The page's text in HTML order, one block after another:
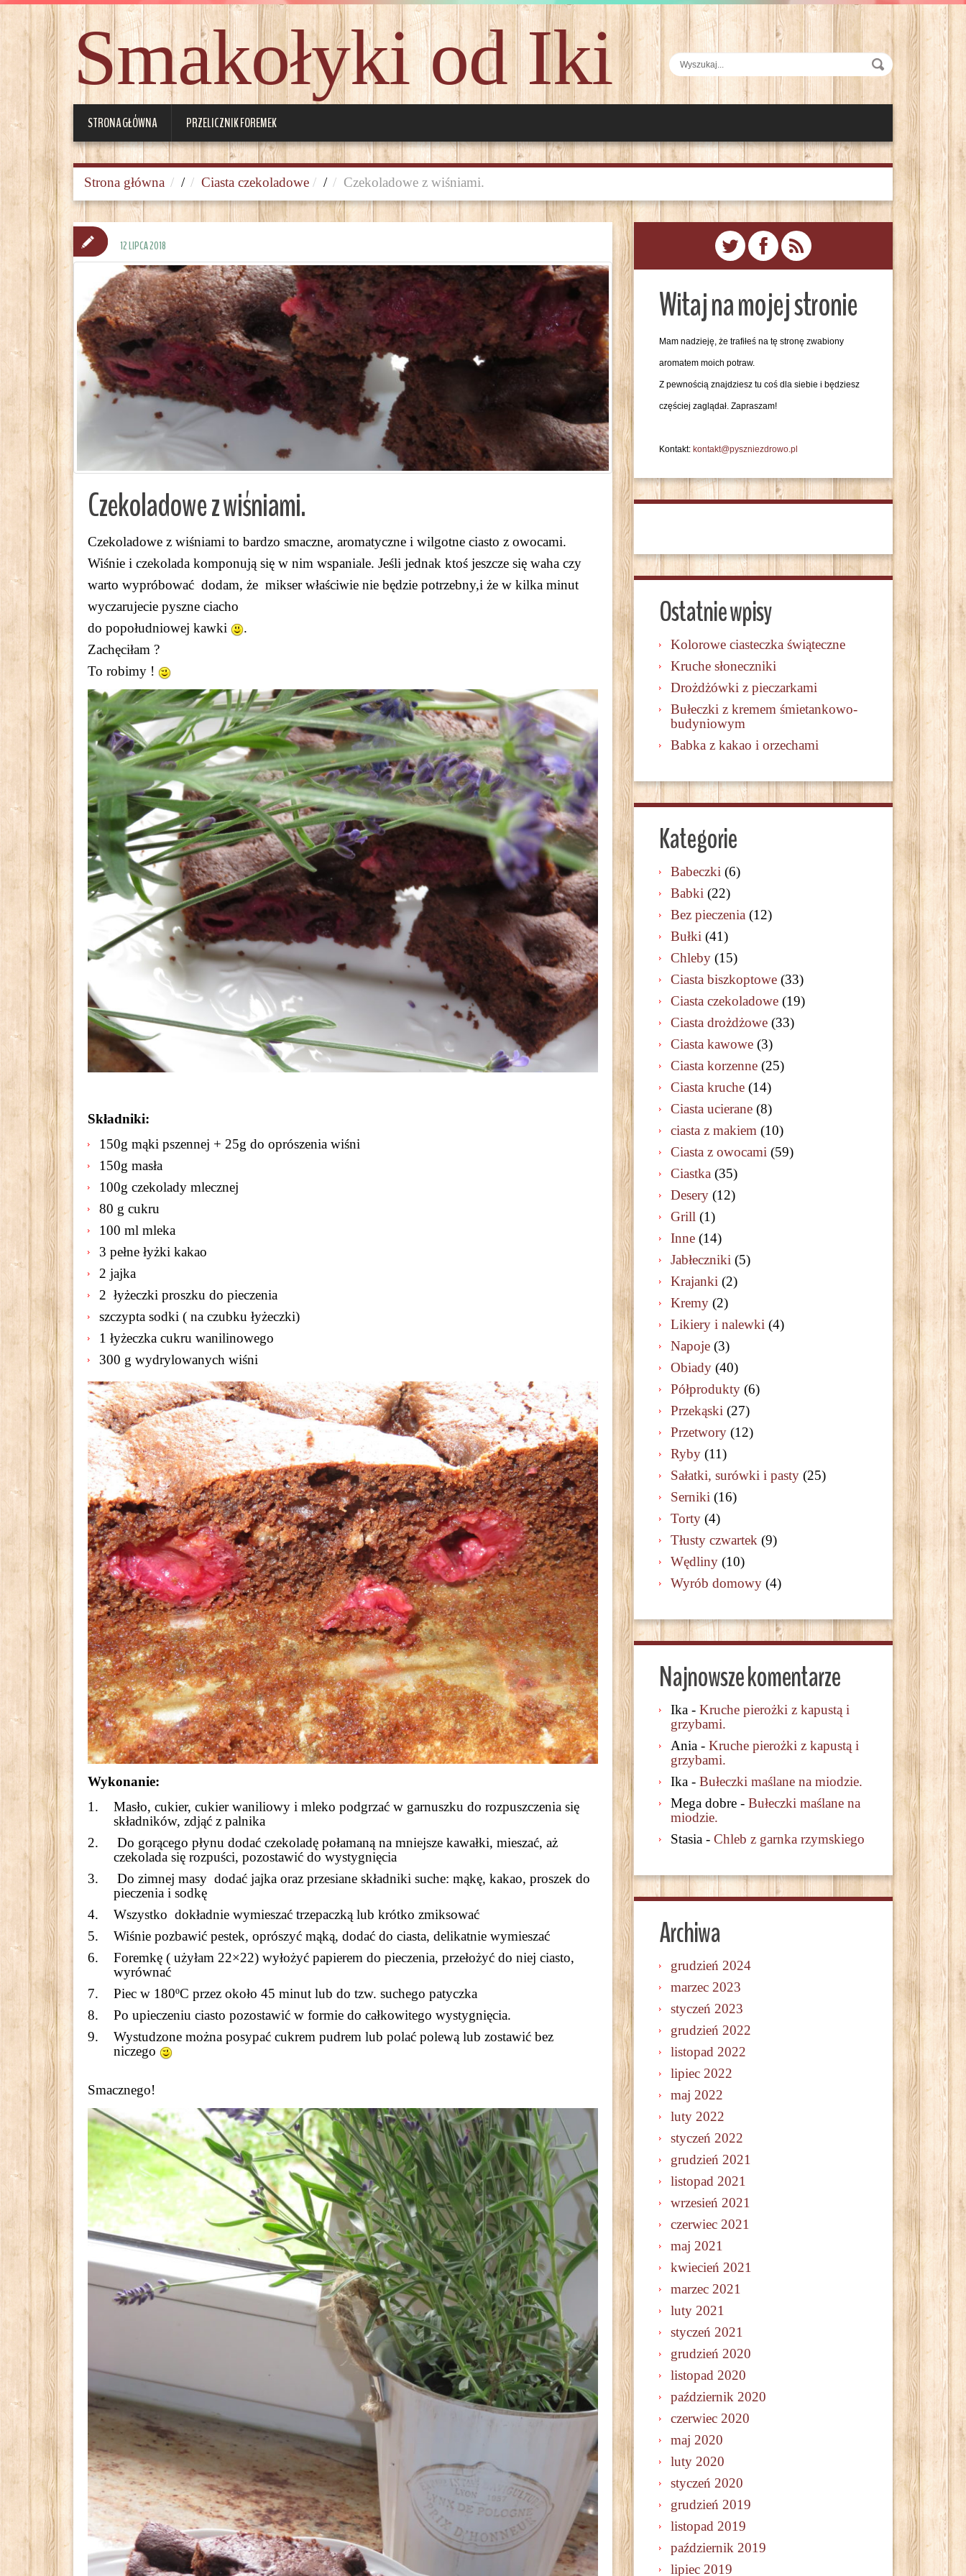
Smakołyki od Iki
STRONA GŁÓWNA PRZELICZNIK FOREMEK
Strona główna / Ciasta czekoladowe / Czekoladowe z wiśniami.
Czekoladowe z wiśniami.
Czekoladowe z wiśniami to bardzo smaczne, aromatyczne i wilgotne ciasto z owocami.
Wiśnie i czekolada komponują się w nim wspaniale. Jeśli jednak ktoś jeszcze się waha czy
warto wypróbować dodam, że mikser właściwie nie będzie potrzebny,i że w kilka minut
wyczarujecie pyszne ciacho
do popołudniowej kawki
.
Zachęciłam ?
To robimy !
Składniki:
150g mąki pszennej + 25g do oprószenia wiśni
150g masła
100g czekolady mlecznej
80 g cukru
100 ml mleka
3 pełne łyżki kakao
2 jajka
2 łyżeczki proszku do pieczenia
szczypta sodki ( na czubku łyżeczki)
1 łyżeczka cukru wanilinowego
300 g wydrylowanych wiśni
Wykonanie:
Masło, cukier, cukier waniliowy i mleko podgrzać w garnuszku do rozpuszczenia się
składników, zdjąć z palnika
Do gorącego płynu dodać czekoladę połamaną na mniejsze kawałki, mieszać, aż
czekolada się rozpuści, pozostawić do wystygnięcia
Do zimnej masy dodać jajka oraz przesiane składniki suche: mąkę, kakao, proszek do
pieczenia i sodkę
Wszystko dokładnie wymieszać trzepaczką lub krótko zmiksować
Wiśnie pozbawić pestek, oprószyć mąką, dodać do ciasta, delikatnie wymieszać
Foremkę ( użyłam 22×22) wyłożyć papierem do pieczenia, przełożyć do niej ciasto,
wyrównać
Piec w 180ºC przez około 45 minut lub do tzw. suchego patyczka
Po upieczeniu ciasto pozostawić w formie do całkowitego wystygnięcia.
Wystudzone można posypać cukrem pudrem lub polać polewą lub zostawić bez
niczego
Smacznego!
12 LIPCA 2018
Witaj na mojej stronie
Mam nadzieję, że trafiłeś na tę stronę zwabiony
aromatem moich potraw.
Z pewnością znajdziesz tu coś dla siebie i będziesz
częściej zaglądał. Zapraszam!
Kontakt: kontakt@pyszniezdrowo.pl
Ostatnie wpisy
Kolorowe ciasteczka świąteczne
Kruche słoneczniki
Drożdżówki z pieczarkami
Bułeczki z kremem śmietankowo-
budyniowym
Babka z kakao i orzechami
Kategorie
Babeczki (6)
Babki (22)
Bez pieczenia (12)
Bułki (41)
Chleby (15)
Ciasta biszkoptowe (33)
Ciasta czekoladowe (19)
Ciasta drożdżowe (33)
Ciasta kawowe (3)
Ciasta korzenne (25)
Ciasta kruche (14)
Ciasta ucierane (8)
ciasta z makiem (10)
Ciasta z owocami (59)
Ciastka (35)
Desery (12)
Grill (1)
Inne (14)
Jabłeczniki (5)
Krajanki (2)
Kremy (2)
Likiery i nalewki (4)
Napoje (3)
Obiady (40)
Półprodukty (6)
Przekąski (27)
Przetwory (12)
Ryby (11)
Sałatki, surówki i pasty (25)
Serniki (16)
Torty (4)
Tłusty czwartek (9)
Wędliny (10)
Wyrób domowy (4)
Najnowsze komentarze
Ika - Kruche pierożki z kapustą i
grzybami.
Ania - Kruche pierożki z kapustą i
grzybami.
Ika - Bułeczki maślane na miodzie.
Mega dobre - Bułeczki maślane na
miodzie.
Stasia - Chleb z garnka rzymskiego
Archiwa
grudzień 2024
marzec 2023
styczeń 2023
grudzień 2022
listopad 2022
lipiec 2022
maj 2022
luty 2022
styczeń 2022
grudzień 2021
listopad 2021
wrzesień 2021
czerwiec 2021
maj 2021
kwiecień 2021
marzec 2021
luty 2021
styczeń 2021
grudzień 2020
listopad 2020
październik 2020
czerwiec 2020
maj 2020
luty 2020
styczeń 2020
grudzień 2019
listopad 2019
październik 2019
lipiec 2019